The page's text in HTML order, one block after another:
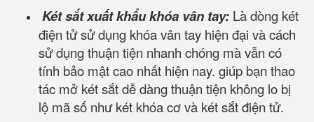
Két sắt xuất khẩu khóa vân tay: Là dòng két
điện tử sử dụng khóa vân tay hiện đại và cách
sử dụng thuận tiện nhanh chóng mà vẫn có
tính bảo mật cao nhất hiện nay. giúp bạn thao
tác mở két sắt dễ dàng thuận tiện không lo bị
lộ mã số như két khóa cơ và két sắt điện tử.